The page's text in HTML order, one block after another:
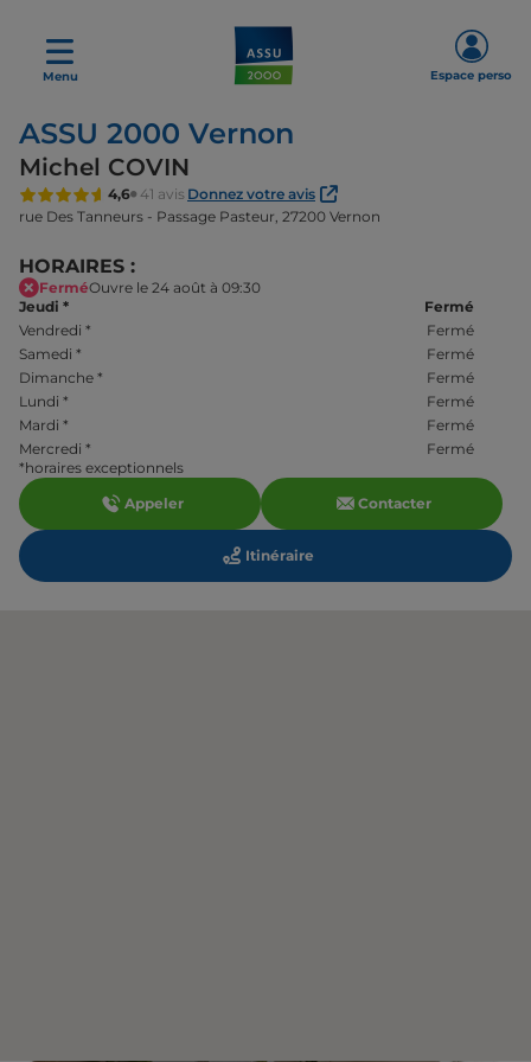
Menu Espace perso
ASSU 2000 Vernon
Michel COVIN
4,6 41 avis Donnez votre avis
rue Des Tanneurs - Passage Pasteur, 27200 Vernon
HORAIRES :
FerméOuvre le 24 août à 09:30
Jeudi *
Fermé
Vendredi *
Fermé
Samedi *
Fermé
Dimanche *
Fermé
Lundi *
Fermé
Mardi *
Fermé
Mercredi *
Fermé
*horaires exceptionnels
Appeler
Contacter
Itinéraire